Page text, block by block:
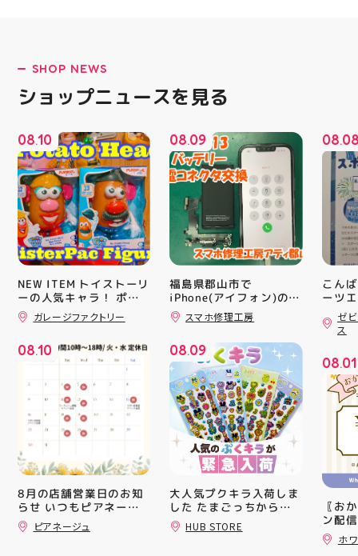
SHOP NEWS
ショップニュースを見る
08.10
NEW ITEM トイストーリ
ーの人気キャラ！ ポテ
トヘッド夫妻のフィギュ
アが登場！ ポテトのボ
み、 楽しい顔を作って
遊ぶ事が出来ます パー
るので色々楽しめますよ
#アメリカン雑貨 #アテ
ィ郡山 #福島県 #郡山駅
前 #郡山市
ガレージファクトリー
08.10
8月の店舗営業日のお知
らせ いつもピアネージ
ュをご利用いただき あ
りがとうございます 8月
ピアネージュ
08.09
福島県郡山市で
iPhone(アイフォン)の充
電口修理はスマホ修理工
房アティ郡山店なら即日
スマホ修理工房
08.09
大人気プクキラ入荷しま
した たまごっちからサ
ンリオまで 全13種類の
豊富なラインナップが勢
HUB STORE
08.
こん
ーツ
ィ郡
「ゼ
つり
16(日
ィ館
を行
入り
対策
た、
ート(
買い
ツポ
録)画
だく
加す
ゼ
ス
08.01
〖お
ン配
ッパ
￥
ホ